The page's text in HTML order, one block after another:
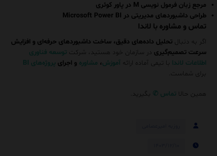
مرجع زبان فرمول نویسی M در پاور کوئری
طراحی داشبوردهای مدیریتی در Microsoft Power BI
تماس و مشاوره با لاندا
اگر به دنبالتحلیل داده‌های دقیق، ساخت داشبوردهای حرفه‌ای و افزایش
سرعت تصمیم‌گیری در سازمان خود هستید، شرکت توسعه فناوری
اطلاعات لاندا با تیمی آماده ارائهآموزش، مشاوره و اجرای پروژه‌های BI
برای شماست.
همین حالا تماس ✆ بگیرید.